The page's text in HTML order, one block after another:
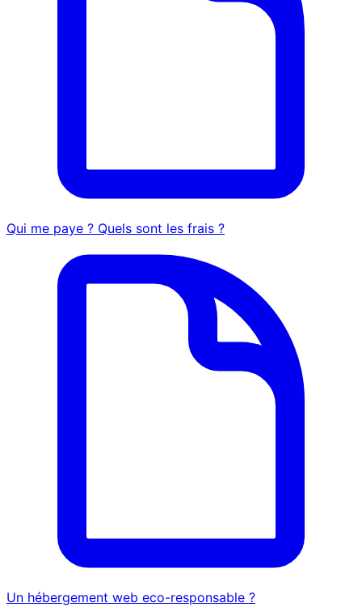
Qui me paye ? Quels sont les frais ?
Un hébergement web eco-responsable ?